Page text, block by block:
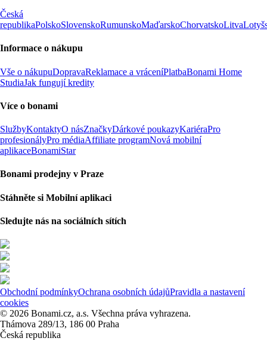
Česká
republikaPolskoSlovenskoRumunskoMaďarskoChorvatskoLitva
Informace o nákupu
Vše o nákupuDopravaReklamace a vráceníPlatbaBonami Home
StudiaJak fungují kredity
Více o bonami
SlužbyKontaktyO násZnačkyDárkové poukazyKariéraPro
profesionályPro médiaAffiliate programNová mobilní
aplikaceBonamiStar
Bonami prodejny v Praze
Stáhněte si Mobilní aplikaci
Sledujte nás na sociálních sítích
Obchodní podmínkyOchrana osobních údajůPravidla a nastavení
cookies
© 2026 Bonami.cz, a.s. Všechna práva vyhrazena.
Thámova 289/13, 186 00 Praha
Česká republika